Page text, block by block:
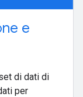
e
di dati di
per